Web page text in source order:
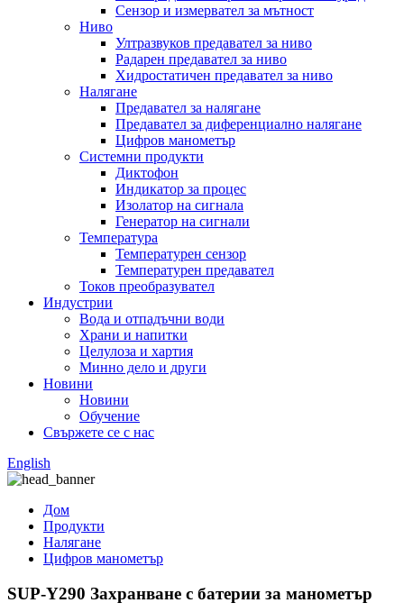
Сензор и измервател за мътност
Ниво
Ултразвуков предавател за ниво
Радарен предавател за ниво
Хидростатичен предавател за ниво
Налягане
Предавател за налягане
Предавател за диференциално налягане
Цифров манометър
Системни продукти
Диктофон
Индикатор за процес
Изолатор на сигнала
Генератор на сигнали
Температура
Температурен сензор
Температурен предавател
Токов преобразувател
Индустрии
Вода и отпадъчни води
Храни и напитки
Целулоза и хартия
Минно дело и други
Новини
Новини
Обучение
Свържете се с нас
English
Дом
Продукти
Налягане
Цифров манометър
SUP-Y290 Захранване с батерии за манометър